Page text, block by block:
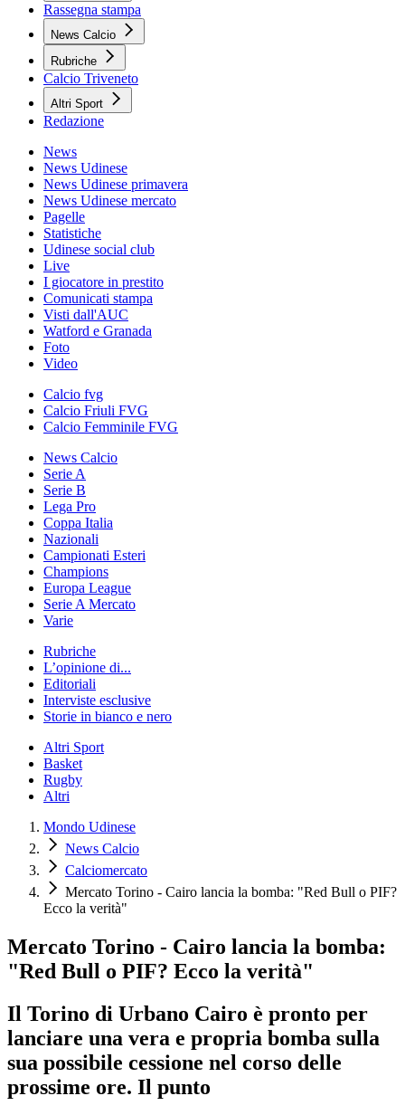
Rassegna stampa
News Calcio
Rubriche
Calcio Triveneto
Altri Sport
Redazione
News
News Udinese
News Udinese primavera
News Udinese mercato
Pagelle
Statistiche
Udinese social club
Live
I giocatore in prestito
Comunicati stampa
Visti dall'AUC
Watford e Granada
Foto
Video
Calcio fvg
Calcio Friuli FVG
Calcio Femminile FVG
News Calcio
Serie A
Serie B
Lega Pro
Coppa Italia
Nazionali
Campionati Esteri
Champions
Europa League
Serie A Mercato
Varie
Rubriche
L’opinione di...
Editoriali
Interviste esclusive
Storie in bianco e nero
Altri Sport
Basket
Rugby
Altri
Mondo Udinese
News Calcio
Calciomercato
Mercato Torino - Cairo lancia la bomba: "Red Bull o PIF?
Ecco la verità"
Mercato Torino - Cairo lancia la bomba:
"Red Bull o PIF? Ecco la verità"
Il Torino di Urbano Cairo è pronto per
lanciare una vera e propria bomba sulla
sua possibile cessione nel corso delle
prossime ore. Il punto